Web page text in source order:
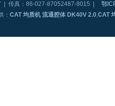
| 传真：86-027-87052487-8015 |
鄂
： CAT 均质机 流通腔体 DK40V 2.0,CAT